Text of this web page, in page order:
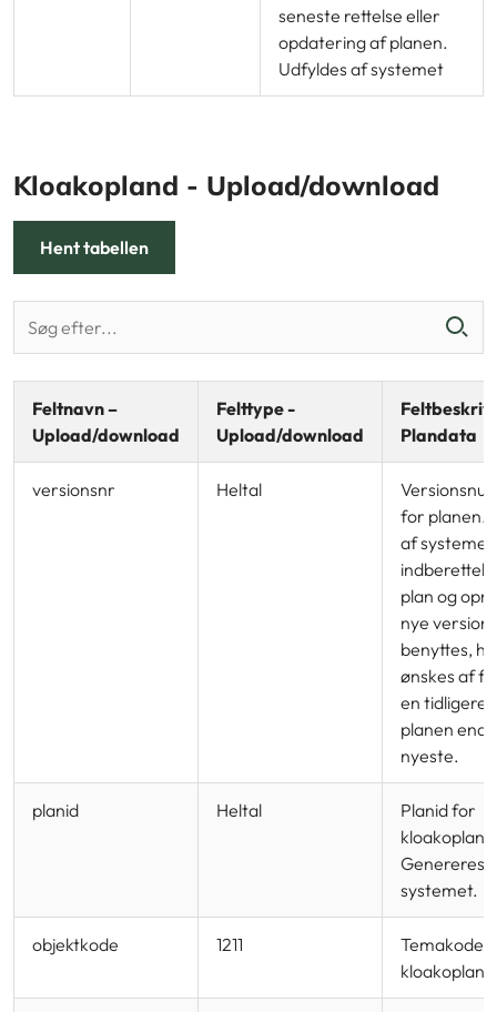
seneste rettelse eller
opdatering af planen.
Udfyldes af systemet
Kloakopland - Upload/download
Hent tabellen
Feltnavn –
Upload/download
Felttype -
Upload/download
Plandata
versionsnr Heltal
for planen.
af systemet
plan og
nye
benyttes,
ønskes af
en tidligere
planen end
nyeste.
planid Heltal
Planid for
Genereres
systemet.
objektkode 1211
Temakode